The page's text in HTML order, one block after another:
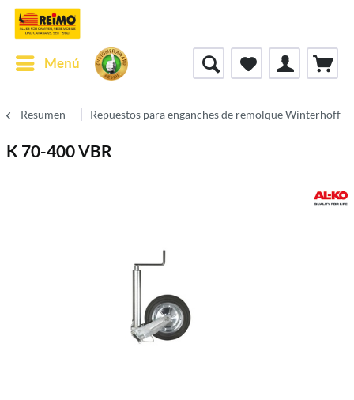
Menú
Resumen Repuestos para enganches de remolque Winterhoff
K 70-400 VBR